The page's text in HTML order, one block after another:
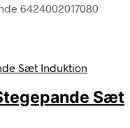
6424002017080
Sæt